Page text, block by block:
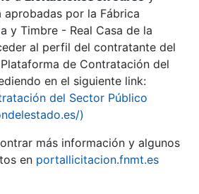
aprobadas por la Fábrica
y Timbre - Real Casa de la
al perfil del contratante del
de Contratación del
en el siguiente link:
del Sector Público
)
más información y algunos
en portallicitacion.fnmt.es